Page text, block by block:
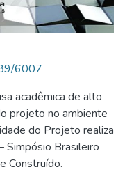
6007
acadêmica de alto
projeto no ambiente
do Projeto realiza
Simpósio Brasileiro
Construído.